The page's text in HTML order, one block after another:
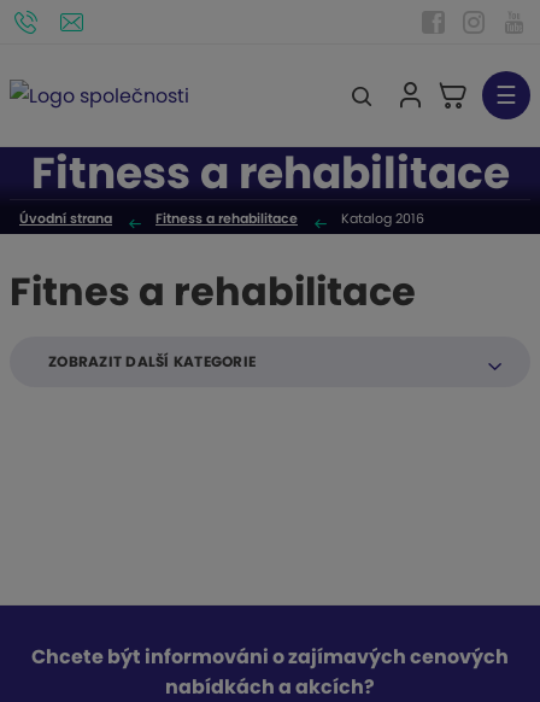
h
l
e
a
☰
Fitness a rehabilitace
Úvodní strana Fitness a rehabilitace Katalog 2016
Fitnes a rehabilitace
ZOBRAZIT DALŠÍ KATEGORIE
Chcete být informováni o zajímavých cenových
nabídkách a akcích?